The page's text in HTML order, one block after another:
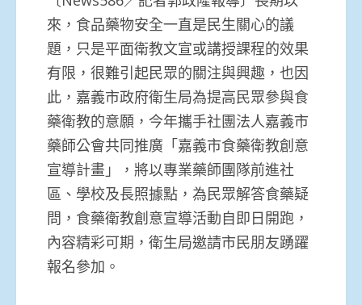
來，食品藥物安全一直是民生關心的議
題，只是平面衛教文宣或講授課程的效果
有限，很難引起民眾的關注與興趣，也因
此，嘉義市政府衛生局為提高民眾參與食
藥衛教的意願，今年攜手社團法人嘉義市
藥師公會共同推廣「嘉義市食藥衛教創意
宣導計畫」，將以專業藥師團隊前進社
區、學校及長照據點，為民眾解答食藥疑
問，食藥衛教創意宣導活動自即日開跑，
內容精彩可期，衛生局邀請市民朋友踴躍
報名參加。